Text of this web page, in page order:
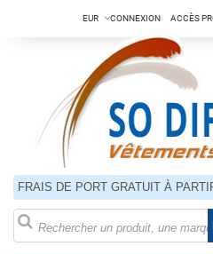
EUR CONNEXION ACCÈS
FRAIS DE PORT GRATUIT À